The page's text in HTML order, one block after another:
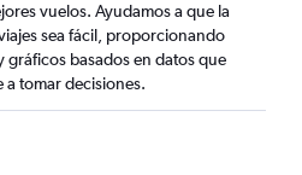
vuelos. Ayudamos a que la
sea fácil, proporcionando
gráficos basados en datos que
a tomar decisiones.